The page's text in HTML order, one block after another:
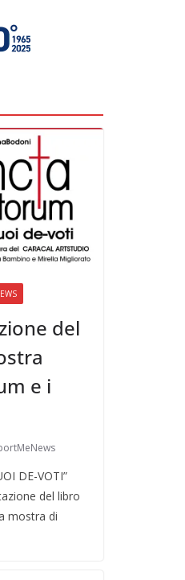
del
e i
DE-VOTI”
del libro
mostra di